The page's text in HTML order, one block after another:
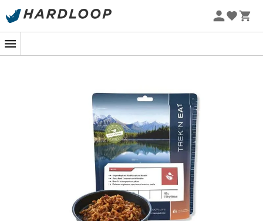
Zomeraanbiedingen 🔥 -5% EXTRA vanaf 2 producten* met